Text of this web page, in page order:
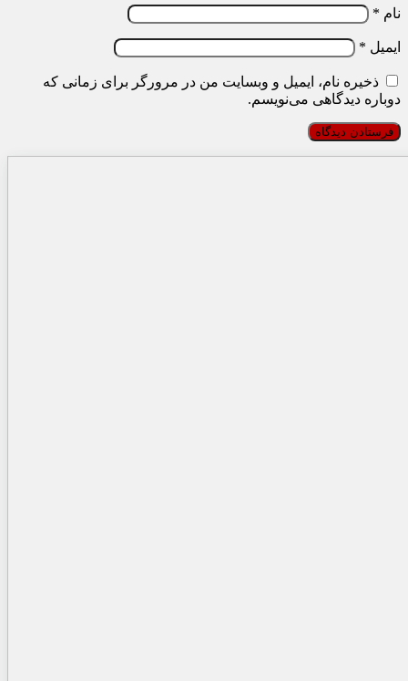
نام *
ایمیل *
ذخیره نام، ایمیل و وبسایت من در مرورگر برای زمانی که
دوباره دیدگاهی می‌نویسم.